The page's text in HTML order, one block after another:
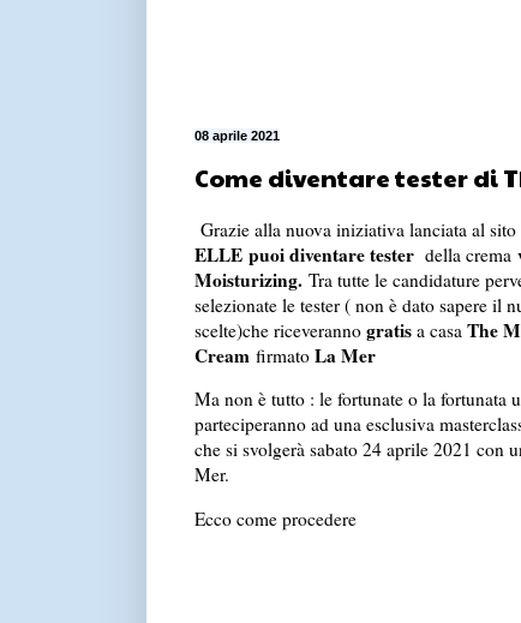
08 aprile 2021
Come diventare tester di
Grazie alla nuova iniziativa lanciata al
ELLE puoi diventare testerdella crema
Moisturizing. Tra tutte le candidature
selezionate le tester ( non è dato sapere il
scelte)che riceveranno gratisa casa The
Creamfirmato La Mer
Ma non è tutto : le fortunate o la fortunata
parteciperanno ad una esclusiva
che si svolgerà sabato 24 aprile 2021 con
Mer.
Ecco come procedere